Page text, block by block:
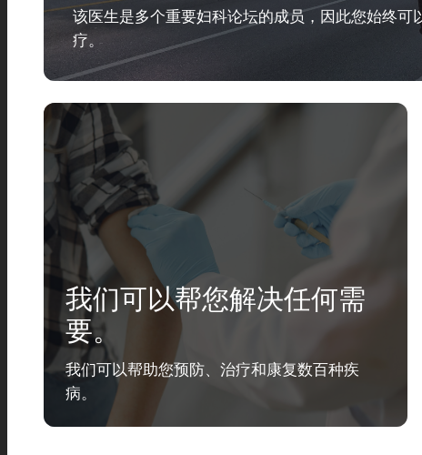
该医生是多个重要妇科论坛的成员，因此您始终可
疗。
我们可以帮您解决任何需
要。
我们可以帮助您预防、治疗和康复数百种疾
病。